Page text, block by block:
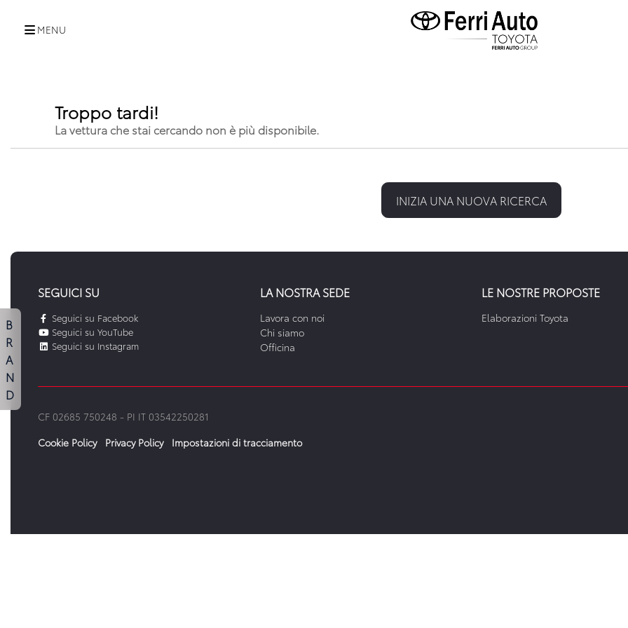
MENU
Troppo tardi!
La vettura che stai cercando non è più disponibile.
INIZIA UNA NUOVA RICERCA
SEGUICI SU
Seguici su Facebook
Seguici su YouTube
Seguici su Instagram
LA NOSTRA SEDE
Lavora con noi
Chi siamo
Officina
LE NOSTRE PROPOSTE
Elaborazioni Toyota
CF 02685 750248 - PI IT 03542250281
Cookie Policy
Privacy Policy Impostazioni di tracciamento
B
R
A
N
D